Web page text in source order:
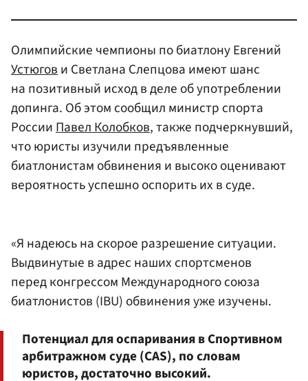
Олимпийские чемпионы по биатлону Евгений
Устюгови Светлана Слепцова имеют шанс
на позитивный исход в деле об употреблении
допинга. Об этом сообщил министр спорта
РоссииПавел Колобков, также подчеркнувший,
что юристы изучили предъявленные
биатлонистам обвинения и высоко оценивают
вероятность успешно оспорить их в суде.
«Я надеюсь на скорое разрешение ситуации.
Выдвинутые в адрес наших спортсменов
перед конгрессом Международного союза
биатлонистов (IBU) обвинения уже изучены.
Потенциал для оспаривания в Спортивном
арбитражном суде (CAS), по словам
юристов, достаточно высокий.